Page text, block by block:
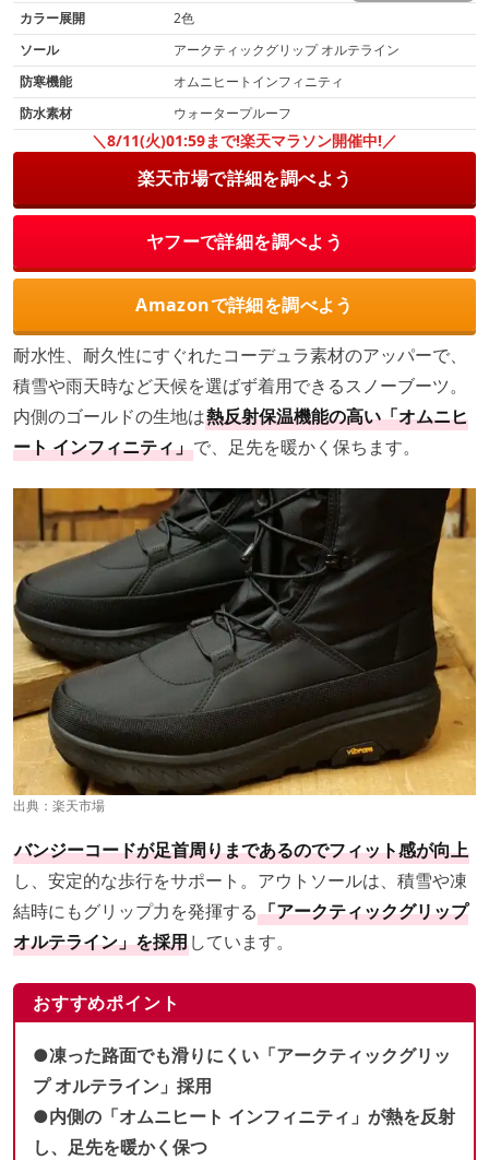
カラー展開
2色
ソール
アークティックグリップ オルテライン
防寒機能
オムニヒートインフィニティ
防水素材
ウォータープルーフ
＼8/11(火)01:59まで!楽天マラソン開催中!／
楽天市場で詳細を調べよう
ヤフーで詳細を調べよう
Amazonで詳細を調べよう
耐水性、耐久性にすぐれたコーデュラ素材のアッパーで、
積雪や雨天時など天候を選ばず着用できるスノーブーツ。
内側のゴールドの生地は熱反射保温機能の高い「オムニヒ
ート インフィニティ」で、足先を暖かく保ちます。
出典： 楽天市場
バンジーコードが足首周りまであるのでフィット感が向上
し、安定的な歩行をサポート。アウトソールは、積雪や凍
結時にもグリップ力を発揮する「アークティックグリップ
オルテライン」を採用しています。
おすすめポイント
●凍った路面でも滑りにくい「アークティックグリッ
プ オルテライン」採用
●内側の「オムニヒート インフィニティ」が熱を反射
し、足先を暖かく保つ